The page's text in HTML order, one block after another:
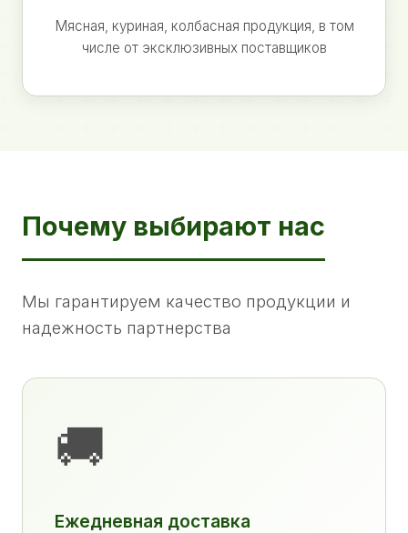
Мясная, куриная, колбасная продукция, в том
числе от эксклюзивных поставщиков
Почему выбирают нас
Мы гарантируем качество продукции и
надежность партнерства
🚚
Ежедневная доставка